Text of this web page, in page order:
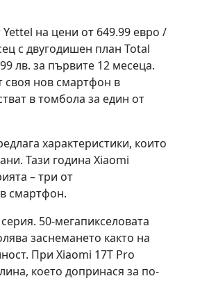
на цени от 649.99 евро /
с двугодишен план Total
лв. за първите 12 месеца.
своя нов смартфон в
в томбола за един от
характеристики, които
Тази година Xiaomi
– три от
смартфон.
50-мегапикселовата
заснемането както на
При Xiaomi 17T Pro
което допринася за по-